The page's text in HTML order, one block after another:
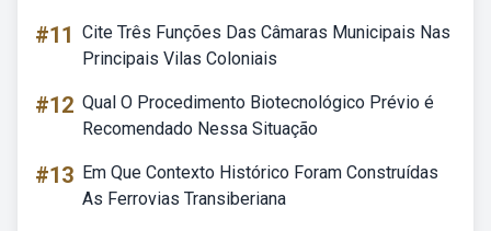
#11 Cite Três Funções Das Câmaras Municipais Nas
Principais Vilas Coloniais
#12 Qual O Procedimento Biotecnológico Prévio é
Recomendado Nessa Situação
#13 Em Que Contexto Histórico Foram Construídas
As Ferrovias Transiberiana